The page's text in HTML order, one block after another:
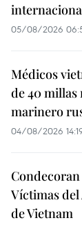
05/08/2026
Médicos
de 40 millas
marinero
04/08/2026
Víctimas
de Vietnam